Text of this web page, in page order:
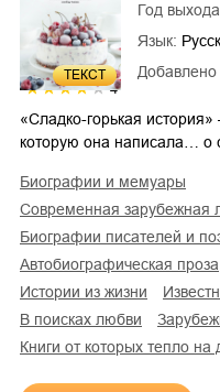
ТЕКСТ
4
Добавлено
Год
Язык:
«Сладко-горькая
которую она написала… о
биографии и мемуары
современная зарубежная
биографии писателей и
автобиографическая проза
истории из жизни
в поисках любви
Книги от которых тепло на